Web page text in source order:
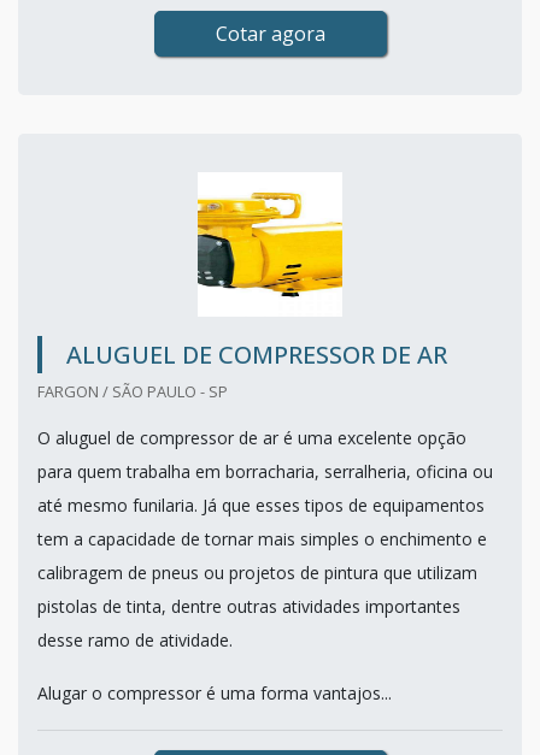
Cotar agora
ALUGUEL DE COMPRESSOR DE AR
FARGON / SÃO PAULO - SP
O aluguel de compressor de ar é uma excelente opção
para quem trabalha em borracharia, serralheria, oficina ou
até mesmo funilaria. Já que esses tipos de equipamentos
tem a capacidade de tornar mais simples o enchimento e
calibragem de pneus ou projetos de pintura que utilizam
pistolas de tinta, dentre outras atividades importantes
desse ramo de atividade.
Alugar o compressor é uma forma vantajos...